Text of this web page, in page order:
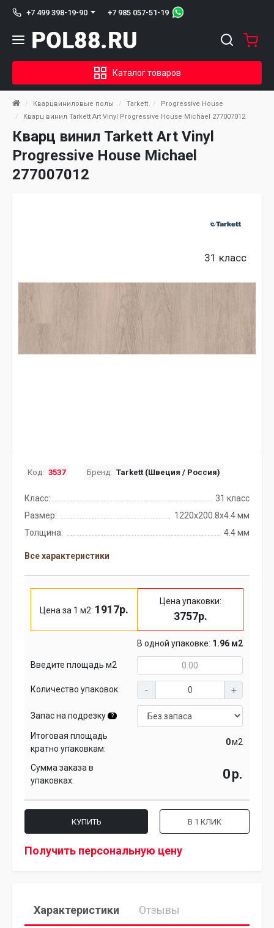
+7 499 398-19-90 +7 985 057-51-19
Каталог товаров
Кварцвиниловые полы Tarkett
Progressive House
Кварц винил Tarkett Art Vinyl Progressive House Michael 277007012
Кварц винил Tarkett Art Vinyl
Progressive House Michael
277007012
31 класс
Код: 3537 Бренд: Tarkett (Швеция / Россия)
Класс:
31 класс
Размер:
1220x200.8х4.4 мм
Толщина:
4.4 мм
Все характеристики
Цена за 1 м2: 1917р.
Цена упаковки:
3757р.
В одной упаковке: 1.96 м2
Введите площадь м2
Количество упаковок
Запас на подрезку ?
Итоговая площадь
кратно упаковкам:
м2
Сумма заказа в
упаковках:
р.
КУПИТЬ В 1 КЛИК
Получить персональную цену
Характеристики Отзывы